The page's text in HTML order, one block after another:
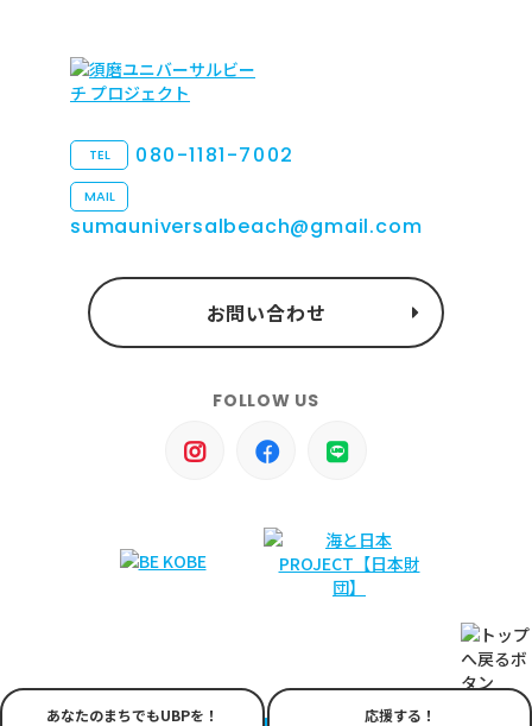
TEL 080-1181-7002
MAIL
sumauniversalbeach@gmail.com
お問い合わせ
FOLLOW US
あなたのまちでもUBPを！ 応援する！